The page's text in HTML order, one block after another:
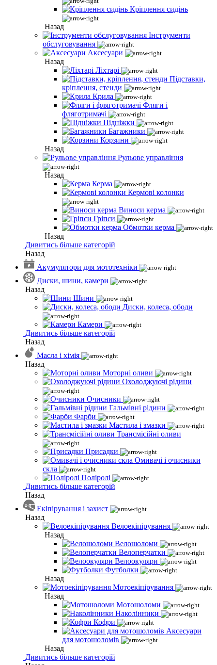
Кріплення сидінь
Назад
Інструменти
обслуговування
Аксесуари
Назад
Ліхтарі
Підставки,
кріплення, стенди
Крила
Фляги і
фляготримачі
Підніжки
Багажники
Корзини
Назад
Рульове управління
Назад
Керма
Кермові колонки
Виноси керма
Гріпси
Обмотки керма
Назад
Дивитись більше категорій
Назад
Акумулятори для мототехніки
Диски, шини, камери
Назад
Шини
Диски, колеса, ободи
Камери
Дивитись більше категорій
Назад
Масла і хімія
Назад
Моторні оливи
Охолоджуючі рідини
Очисники
Гальмівні рідини
Фарби
Мастила і змазки
Трансмісійні оливи
Присадки
Омивачі і очисники
скла
Поліролі
Дивитись більше категорій
Назад
Екіпірування і захист
Назад
Велоекіпірування
Назад
Велошоломи
Велоперчатки
Велоокуляри
Футболки
Назад
Мотоекіпірування
Назад
Мотошоломи
Наколінники
Кофри
Аксесуари
для мотошоломів
Назад
Дивитись більше категорій